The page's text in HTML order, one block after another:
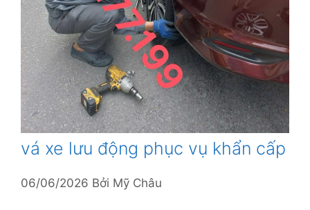
vá xe lưu động phục vụ khẩn cấp
06/06/2026 Bởi Mỹ Châu